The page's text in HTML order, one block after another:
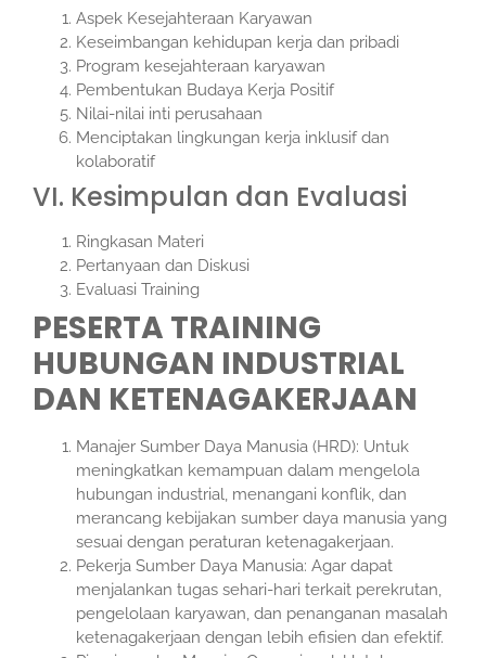
Aspek Kesejahteraan Karyawan
Keseimbangan kehidupan kerja dan pribadi
Program kesejahteraan karyawan
Pembentukan Budaya Kerja Positif
Nilai-nilai inti perusahaan
Menciptakan lingkungan kerja inklusif dan
kolaboratif
VI. Kesimpulan dan Evaluasi
Ringkasan Materi
Pertanyaan dan Diskusi
Evaluasi Training
PESERTA TRAINING
HUBUNGAN INDUSTRIAL
DAN KETENAGAKERJAAN
Manajer Sumber Daya Manusia (HRD): Untuk
meningkatkan kemampuan dalam mengelola
hubungan industrial, menangani konflik, dan
merancang kebijakan sumber daya manusia yang
sesuai dengan peraturan ketenagakerjaan.
Pekerja Sumber Daya Manusia: Agar dapat
menjalankan tugas sehari-hari terkait perekrutan,
pengelolaan karyawan, dan penanganan masalah
ketenagakerjaan dengan lebih efisien dan efektif.